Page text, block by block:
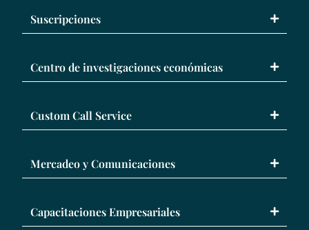
Suscripciones
Centro de investigaciones económicas
Custom Call Service
Mercadeo y Comunicaciones
Capacitaciones Empresariales